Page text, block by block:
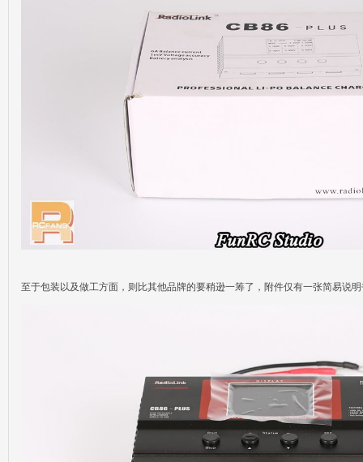
至于包装以及做工方面，则比其他品牌的要稍逊一筹了，附件仅有一张简易说